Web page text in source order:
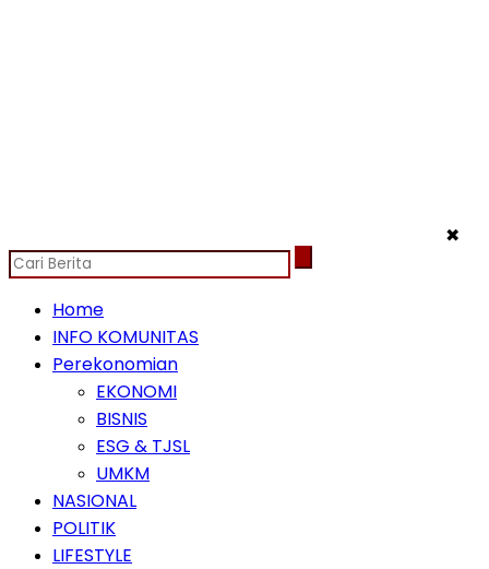
✖
Home
INFO KOMUNITAS
Perekonomian
EKONOMI
BISNIS
ESG & TJSL
UMKM
NASIONAL
POLITIK
LIFESTYLE